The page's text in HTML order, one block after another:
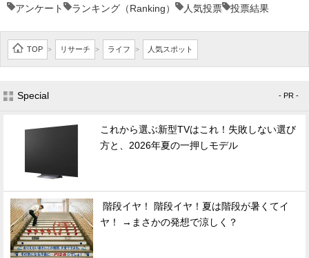
アンケート ランキング（Ranking） 人気投票 投票結果
TOP > リサーチ > ライフ > 人気スポット
Special - PR -
これから選ぶ新型TVはこれ！失敗しない選び
方と、2026年夏の一押しモデル
階段イヤ！ 階段イヤ！夏は階段が暑くてイ
ヤ！ →まさかの発想で涼しく？